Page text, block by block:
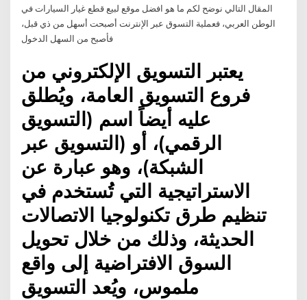
المقال التالي نوضح لكم ما هو افضل موقع لبيع قطع غيار السيارات في
الوطن العربي، فعملية التسوق عبر الإنترنت أصبحت أسهل من ذي قبل،
فأصبح من السهل الدخول
يعتبر التسويق الإلكتروني من
فروع التسويق العامة، ويُطلق
عليه أيضاً اسم (التسويق
الرقمي)، أو (التسويق عبر
الشبكة)، وهو عبارة عن
الاستراتيجية التي تُستخدم في
تنظيم طرق تكنولوجيا الاتصالات
الحديثة، وذلك من خلال تحويل
السوق الافتراضية إلى واقع
ملموس، ويُعد التسويق